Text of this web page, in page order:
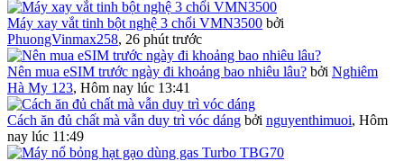
Máy xay vắt tinh bột nghệ 3 chổi VMN3500 bởi
PhuongVinmax258, 26 phút trước
Nên mua eSIM trước ngày đi khoảng bao nhiêu lâu? bởi Nghiêm
Hà My 123, Hôm nay lúc 13:41
Cách ăn đủ chất mà vẫn duy trì vóc dáng bởi nguyenthimuoi, Hôm
nay lúc 11:49